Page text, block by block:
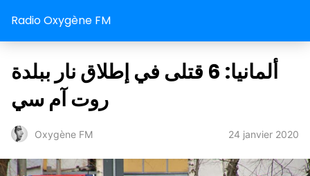
Radio Oxygène FM
ألمانيا: 6 قتلى في إطلاق نار ببلدة
روت آم سي
Oxygène FM 24 janvier 2020